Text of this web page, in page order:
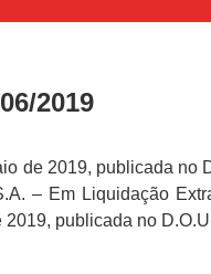
2019
de 2019, publicada no
– Em Liquidação
publicada no